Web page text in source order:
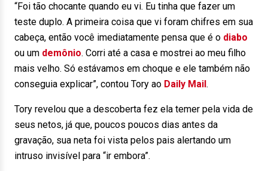
“Foi tão chocante quando eu vi. Eu tinha que fazer um
teste duplo. A primeira coisa que vi foram chifres em sua
cabeça, então você imediatamente pensa que é o diabo
ou um demônio. Corri até a casa e mostrei ao meu filho
mais velho. Só estávamos em choque e ele também não
conseguia explicar”, contou Tory ao Daily Mail.
Tory revelou que a descoberta fez ela temer pela vida de
seus netos, já que, poucos poucos dias antes da
gravação, sua neta foi vista pelos pais alertando um
intruso invisível para “ir embora”.